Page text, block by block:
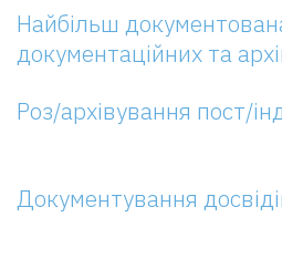
Найбільш
документаційних та
Роз/архівування пост/
Документування